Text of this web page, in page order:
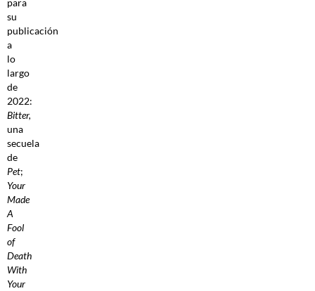
para
su
publicación
a
lo
largo
de
2022:
Bitter,
una
secuela
de
Pet;
Your
Made
A
Fool
of
Death
With
Your